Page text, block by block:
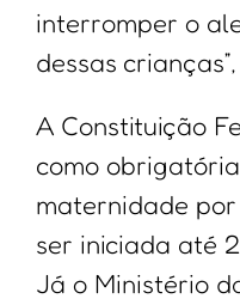
interromper o
dessas
A Constituição
como
maternidade
ser iniciada até
Já o Ministério